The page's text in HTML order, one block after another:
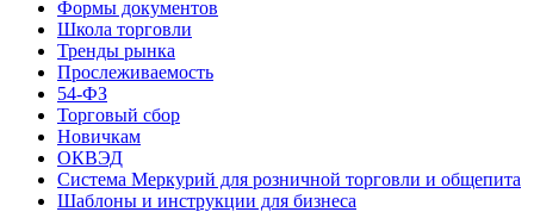
Формы документов
Школа торговли
Тренды рынка
Прослеживаемость
54-ФЗ
Торговый сбор
Новичкам
ОКВЭД
Система Меркурий для розничной торговли и общепита
Шаблоны и инструкции для бизнеса